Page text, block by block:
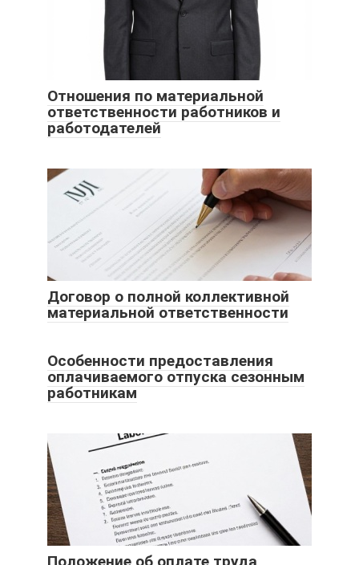
Отношения по материальной
ответственности работников и
работодателей
Договор о полной коллективной
материальной ответственности
Особенности предоставления
оплачиваемого отпуска сезонным
работникам